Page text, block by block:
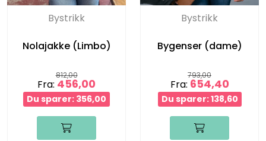
Bystrikk
Nolajakke (Limbo)
812,00
Fra: 456,00
Du sparer: 356,00
Bystrikk
Bygenser (dame)
793,00
Fra: 654,40
Du sparer: 138,60